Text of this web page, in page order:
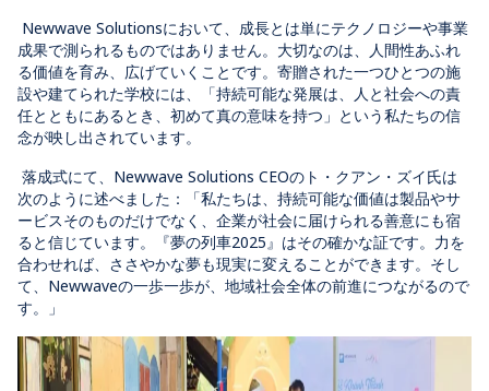
Newwave Solutionsにおいて、成長とは単にテクノロジーや事業
成果で測られるものではありません。大切なのは、人間性あふれ
る価値を育み、広げていくことです。寄贈された一つひとつの施
設や建てられた学校には、「持続可能な発展は、人と社会への責
任とともにあるとき、初めて真の意味を持つ」という私たちの信
念が映し出されています。
落成式にて、Newwave Solutions CEOのト・クアン・ズイ氏は
次のように述べました：
「私たちは、持続可能な価値は製品やサ
ービスそのものだけでなく、企業が社会に届けられる善意にも宿
ると信じています。『夢の列車2025』はその確かな証です。力を
合わせれば、ささやかな夢も現実に変えることができます。そし
て、Newwaveの一歩一歩が、地域社会全体の前進につながるので
す。」